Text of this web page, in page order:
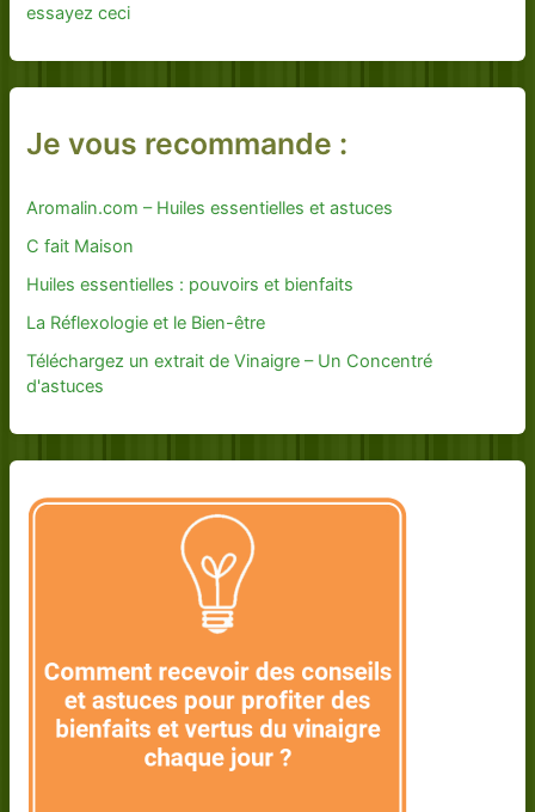
essayez ceci
Je vous recommande :
Aromalin.com – Huiles essentielles et astuces
C fait Maison
Huiles essentielles : pouvoirs et bienfaits
La Réflexologie et le Bien-être
Téléchargez un extrait de Vinaigre – Un Concentré
d'astuces